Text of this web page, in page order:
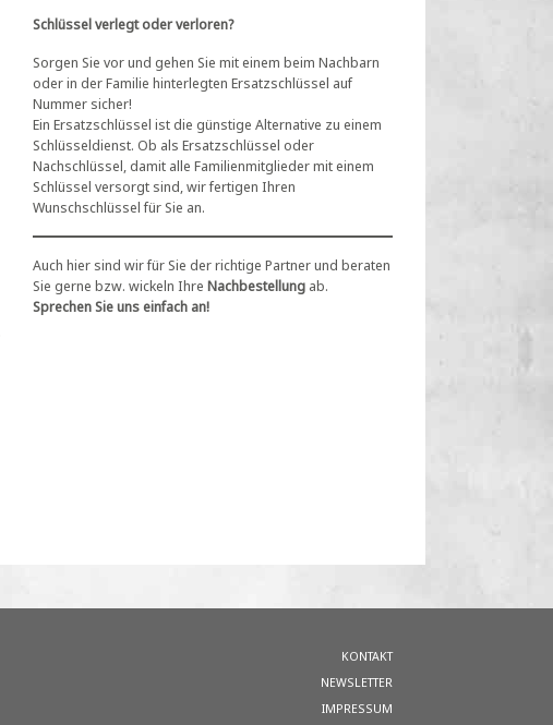
Schlüssel verlegt oder verloren?
Sorgen Sie vor und gehen Sie mit einem beim Nachbarn
oder in der Familie hinterlegten Ersatzschlüssel auf
Nummer sicher!
Ein Ersatzschlüssel ist die günstige Alternative zu einem
Schlüsseldienst. Ob als Ersatzschlüssel oder
Nachschlüssel, damit alle Familienmitglieder mit einem
Schlüssel versorgt sind, wir fertigen Ihren
Wunschschlüssel für Sie an.
Auch hier sind wir für Sie der richtige Partner und beraten
Sie gerne bzw. wickeln Ihre Nachbestellung ab.
Sprechen Sie uns einfach an!
KONTAKT
NEWSLETTER
IMPRESSUM